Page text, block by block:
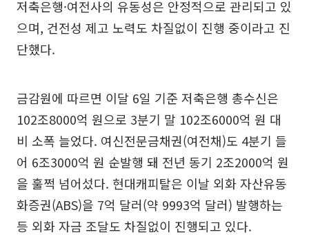
저축은행·여전사의 유동성은 안정적으로 관리되고 있
으며, 건전성 제고 노력도 차질없이 진행 중이라고 진
단했다.
금감원에 따르면 이달 6일 기준 저축은행 총수신은
102조8000억 원으로 3분기 말 102조6000억 원 대
비 소폭 늘었다. 여신전문금채권(여전채)도 4분기 들
어 6조3000억 원 순발행 돼 전년 동기 2조2000억 원
을 훌쩍 넘어섰다. 현대캐피탈은 이날 외화 자산유동
화증권(ABS)을 7억 달러(약 9993억 달러) 발행하는
등 외화 자금 조달도 차질없이 진행되고 있다.